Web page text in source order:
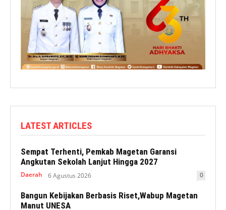
LATEST ARTICLES
Sempat Terhenti, Pemkab Magetan Garansi
Angkutan Sekolah Lanjut Hingga 2027
Daerah 6 Agustus 2026 0
Bangun Kebijakan Berbasis Riset,Wabup Magetan
Manut UNESA